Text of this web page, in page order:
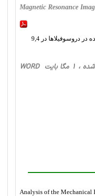
Magnetic Resonance
میکروسکوپی تشدید مغناطیسی بافت زنده در دروسوفیلاها در 9,4
Analysis of the Mechanical